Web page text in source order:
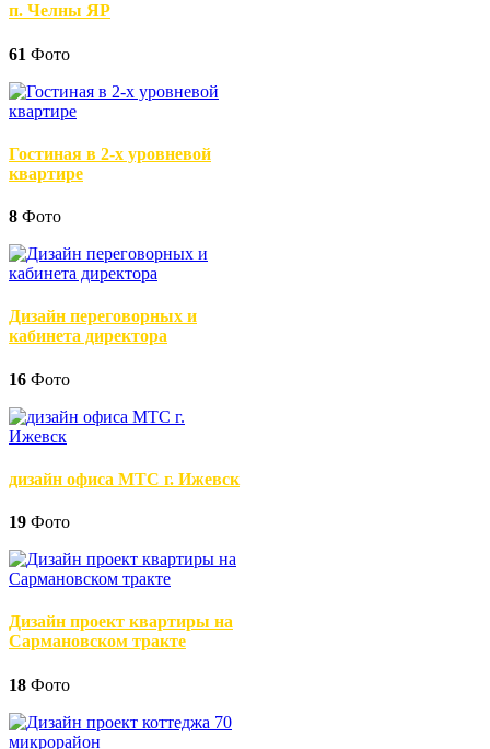
п. Челны ЯР
61 Фото
Гостиная в 2-х уровневой
квартире
8 Фото
Дизайн переговорных и
кабинета директора
16 Фото
дизайн офиса МТС г. Ижевск
19 Фото
Дизайн проект квартиры на
Сармановском тракте
18 Фото